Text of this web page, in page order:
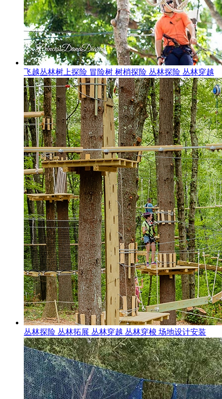
飞越丛林树上探险 冒险树 树梢探险 丛林探险 丛林穿越
丛林探险 丛林拓展 丛林穿越 丛林穿梭 场地设计安装